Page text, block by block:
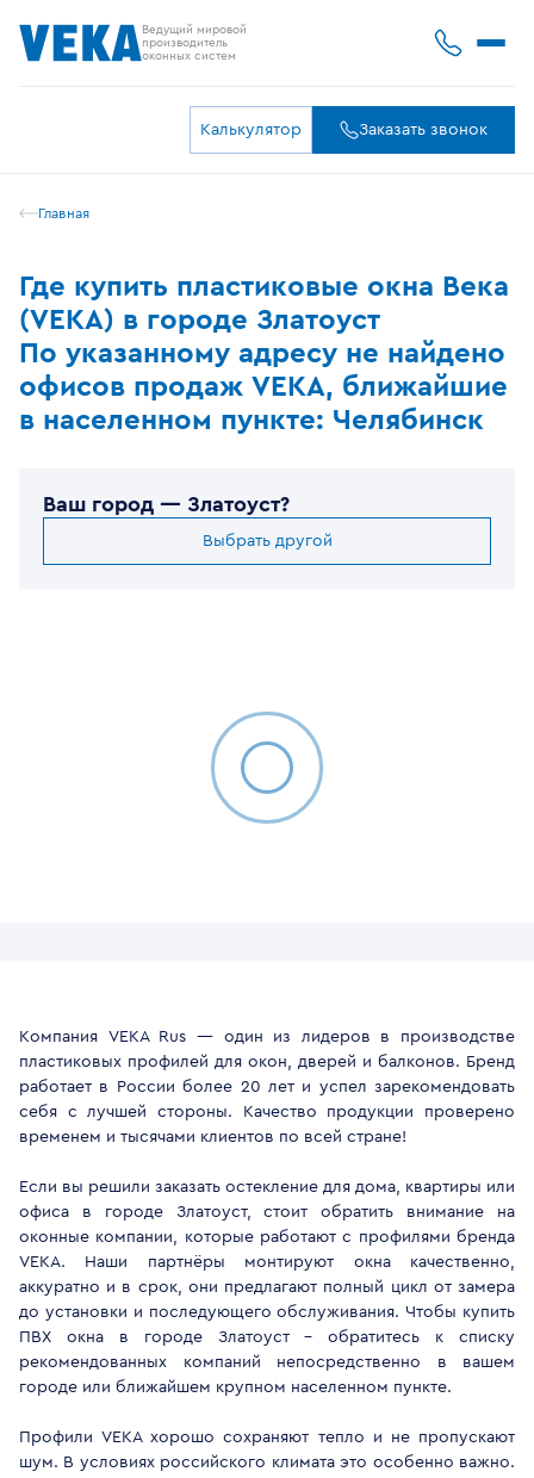
Ведущий мировой
производитель
оконных систем
Калькулятор Заказать звонок
Главная
Где купить пластиковые окна Века
(VEKA) в городе Златоуст
По указанному адресу не найдено
офисов продаж VEKA, ближайшие
в населенном пункте: Челябинск
Ваш город — Златоуст?
Выбрать другой
Компания VEKA Rus — один из лидеров в производстве
пластиковых профилей для окон, дверей и балконов. Бренд
работает в России более 20 лет и успел зарекомендовать
себя с лучшей стороны. Качество продукции проверено
временем и тысячами клиентов по всей стране!
Если вы решили заказать остекление для дома, квартиры или
офиса в городе Златоуст, стоит обратить внимание на
оконные компании, которые работают с профилями бренда
VEKA. Наши партнёры монтируют окна качественно,
аккуратно и в срок, они предлагают полный цикл от замера
до установки и последующего обслуживания. Чтобы купить
ПВХ окна в городе Златоуст - обратитесь к списку
рекомендованных компаний непосредственно в вашем
городе или ближайшем крупном населенном пункте.
Профили VEKA хорошо сохраняют тепло и не пропускают
шум. В условиях российского климата это особенно важно.